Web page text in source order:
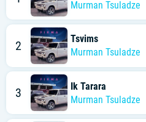
Murman Tsuladze
2
Tsvims
Murman Tsuladze
3
Ik Tarara
Murman Tsuladze